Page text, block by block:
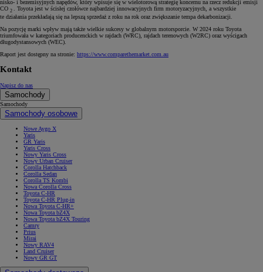
nisko- i bezemisyjnych napędów, który wpisuje się w wielotorową strategię koncernu na rzecz redukcji emisji
CO 2
. Toyota jest w ścisłej czołówce najbardziej innowacyjnych firm motoryzacyjnych, a wszystkie
te działania przekładają się na lepszą sprzedaż z roku na rok oraz zwiększanie tempa dekarbonizacji.
Na pozycję marki wpływ mają także wielkie sukcesy w globalnym motorsporcie. W 2024 roku Toyota
triumfowała w kategoriach producenckich w rajdach (WRC), rajdach terenowych (W2RC) oraz wyścigach
długodystansowych (WEC).
Raport jest dostępny na stronie: https://www.comparethemarket.com.au
Kontakt
Napisz do nas
Samochody
Samochody
Samochody osobowe
Nowe Aygo X
Yaris
GR Yaris
Yaris Cross
Nowy Yaris Cross
Nowy Urban Cruiser
Corolla Hatchback
Corolla Sedan
Corolla TS Kombi
Nowa Corolla Cross
Toyota C-HR
Toyota C-HR Plug-in
Nowa Toyota C-HR+
Nowa Toyota bZ4X
Nowa Toyota bZ4X Touring
Camry
Prius
Mirai
Nowy RAV4
Land Cruiser
Nowy GR GT